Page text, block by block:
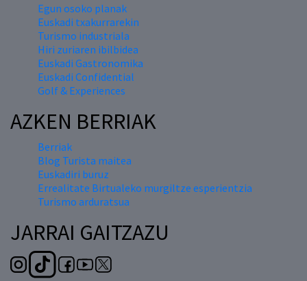
Egun osoko planak
Euskadi txakurrarekin
Turismo industriala
Hiri zuriaren ibilbidea
Euskadi Gastronomika
Euskadi Confidential
Golf & Experiences
AZKEN BERRIAK
Berriak
Blog Turista maitea
Euskadiri buruz
Errealitate Birtualeko murgiltze esperientzia
Turismo arduratsua
JARRAI GAITZAZU